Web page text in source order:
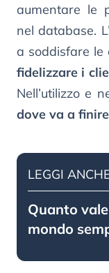
aumentare le
nel database.
a soddisfare le
fidelizzare i
Nell’utilizzo e
dove va a finire
LEGGI
Quanto
mondo